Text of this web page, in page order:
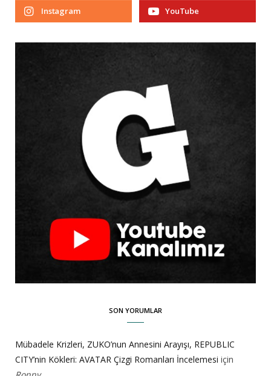
Instagram YouTube
SON YORUMLAR
Mübadele Krizleri, ZUKO’nun Annesini Arayışı, REPUBLIC
CITY’nin Kökleri: AVATAR Çizgi Romanları İncelemesi için